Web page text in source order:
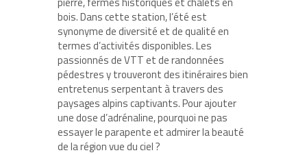
bois. Dans cette station, l’été est
synonyme de diversité et de qualité en
termes d’activités disponibles. Les
passionnés de VTT et de randonnées
pédestres y trouveront des itinéraires bien
entretenus serpentant à travers des
paysages alpins captivants. Pour ajouter
une dose d’adrénaline, pourquoi ne pas
essayer le parapente et admirer la beauté
de la région vue du ciel ?